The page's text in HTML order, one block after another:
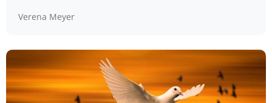
Verena Meyer